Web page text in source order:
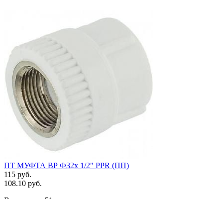
ПТ МУФТА ВР Ф32х 1/2" PPR (ПП)
115 руб.
108.10 руб.